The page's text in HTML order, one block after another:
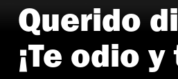
Foto: Time Out México
Querido
¡Te odio y